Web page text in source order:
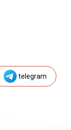
telegram